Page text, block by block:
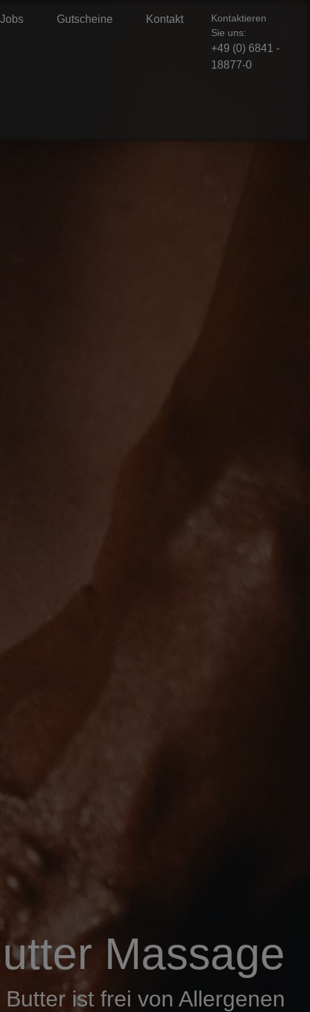
Jobs Gutscheine Kontakt
Kontaktieren
Sie uns:
+49 (0) 6841 -
18877-0
Massage
Butter ist frei von Allergenen